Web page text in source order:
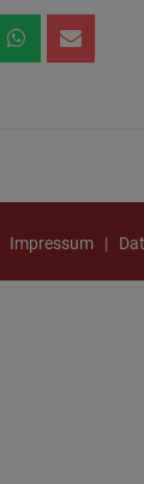
Impressum |